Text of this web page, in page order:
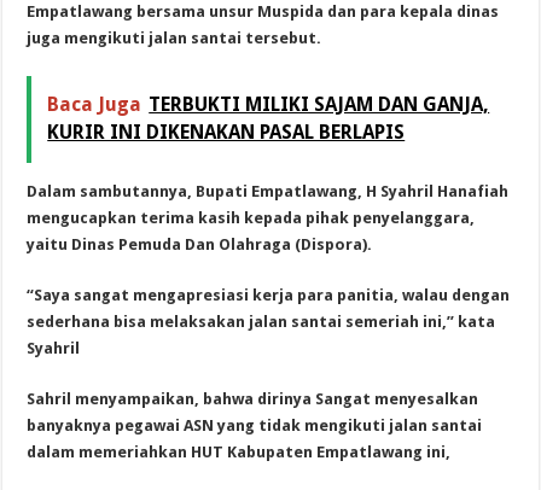
Empatlawang bersama unsur Muspida dan para kepala dinas
juga mengikuti jalan santai tersebut.
Baca Juga TERBUKTI MILIKI SAJAM DAN GANJA,
KURIR INI DIKENAKAN PASAL BERLAPIS
Dalam sambutannya, Bupati Empatlawang, H Syahril Hanafiah
mengucapkan terima kasih kepada pihak penyelanggara,
yaitu Dinas Pemuda Dan Olahraga (Dispora).
“Saya sangat mengapresiasi kerja para panitia, walau dengan
sederhana bisa melaksakan jalan santai semeriah ini,” kata
Syahril
Sahril menyampaikan, bahwa dirinya Sangat menyesalkan
banyaknya pegawai ASN yang tidak mengikuti jalan santai
dalam memeriahkan HUT Kabupaten Empatlawang ini,